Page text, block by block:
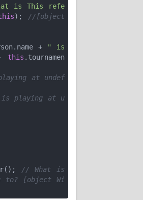
is This refe
);
//[object
+
" is
this .tournamen
at undef
is playing at u
// What is
[object Wi